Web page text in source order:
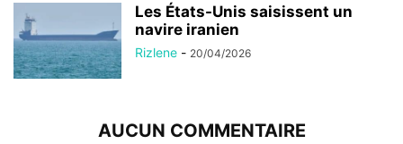
Les États-Unis saisissent un
navire iranien
Rizlene - 20/04/2026
AUCUN COMMENTAIRE